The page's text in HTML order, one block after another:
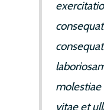
molestiae
vitae et